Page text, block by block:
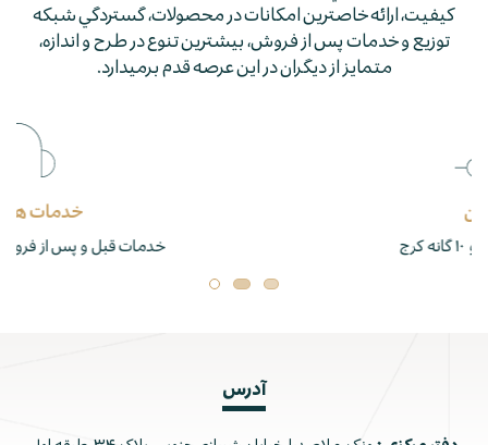
كيفيت، ارائه خاصترين امكانات در محصولات، گستردگي شبكه
توزيع و خدمات پس از فروش، بيشترين تنوع در طرح و اندازه،
متمايز از ديگران در اين عرصه قدم برمي­دارد.
خدمات قبل و پس از فروش ، بازدید ، نصب ، اجرا
آدرس